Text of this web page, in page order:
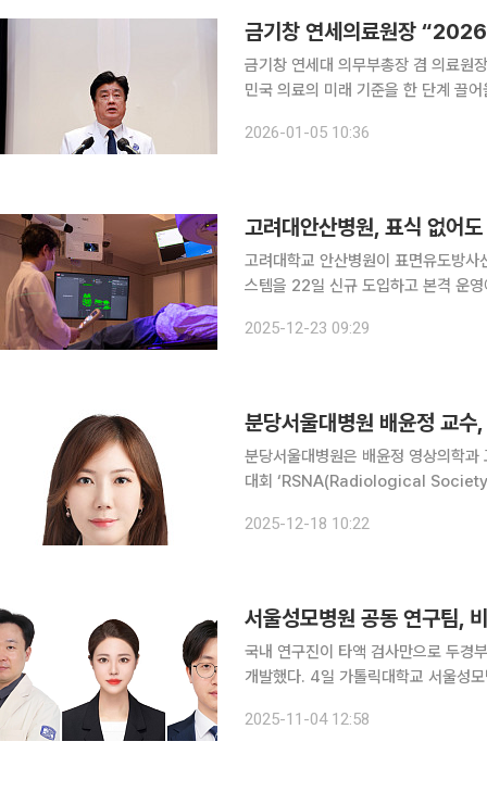
금기창 연세의료원장
금기창 연세대 의무부총장 겸 의료원
민국 의료의 미래 기준을 한 단계 끌어올리겠다고 밝혔다. 금 의
“진료·교육·연구·운영 전반을 다시
2026-01-05 10:36
고려대안산병원, 표식 없어
고려대학교 안산병원이 표면유도
스템을 22일 신규 도입하고 본격 운
사선치료는 치료 부위를 정확히 맞추
2025-12-23 09:29
분당서울대병원 배윤정 교
분당서울대병원은 배윤정 영상의학
대회 ‘RSNA(Radiological
으며 영상의학 분야 연구 전문성을
2025-12-18 10:22
서울성모병원 공동 연구팀,
국내 연구진이 타액 검사만으로 두경
개발했다. 4일 가톨릭대학교 서울성모병원에 따르면 박준욱 가톨릭대학교 서울성모병원 이비인후
스재료연구본부 서효정 연구원)은 국
2025-11-04 12:58